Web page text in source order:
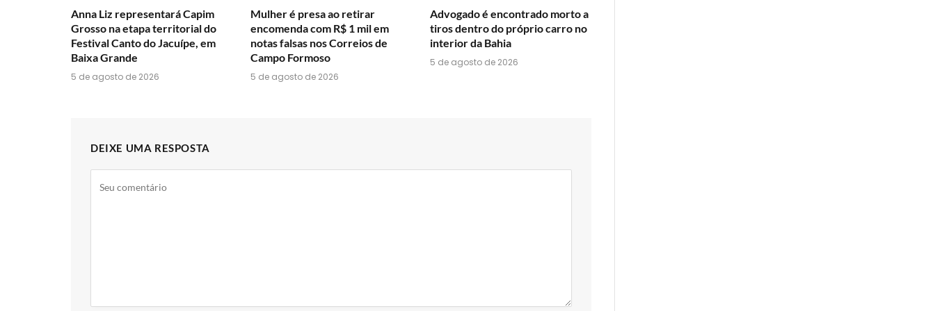
Anna Liz representará Capim
Grosso na etapa territorial do
Festival Canto do Jacuípe, em
Baixa Grande
5 de agosto de 2026
Mulher é presa ao retirar
encomenda com R$ 1 mil em
notas falsas nos Correios de
Campo Formoso
5 de agosto de 2026
Advogado é encontrado morto a
tiros dentro do próprio carro no
interior da Bahia
5 de agosto de 2026
DEIXE UMA RESPOSTA